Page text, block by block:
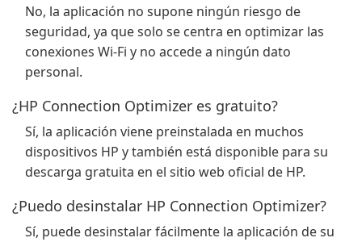
No, la aplicación no supone ningún riesgo de
seguridad, ya que solo se centra en optimizar las
conexiones Wi-Fi y no accede a ningún dato
personal.
¿HP Connection Optimizer es gratuito?
Sí, la aplicación viene preinstalada en muchos
dispositivos HP y también está disponible para su
descarga gratuita en el sitio web oficial de HP.
¿Puedo desinstalar HP Connection Optimizer?
Sí, puede desinstalar fácilmente la aplicación de su